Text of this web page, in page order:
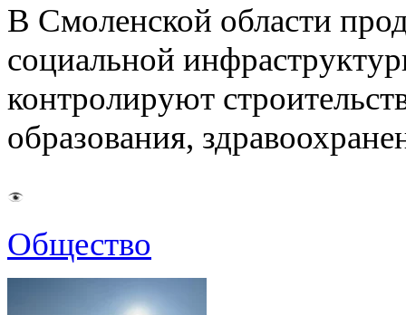
В Смоленской области
социальной
контролируют
образования,
Общество